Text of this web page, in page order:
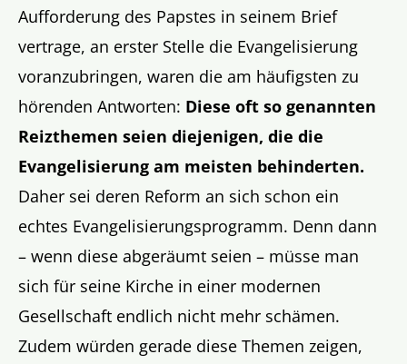
Aufforderung des Papstes in seinem Brief
vertrage, an erster Stelle die Evangelisierung
voranzubringen, waren die am häufigsten zu
hörenden Antworten: Diese oft so genannten
Reizthemen seien diejenigen, die die
Evangelisierung am meisten behinderten.
Daher sei deren Reform an sich schon ein
echtes Evangelisierungsprogramm. Denn dann
– wenn diese abgeräumt seien – müsse man
sich für seine Kirche in einer modernen
Gesellschaft endlich nicht mehr schämen.
Zudem würden gerade diese Themen zeigen,